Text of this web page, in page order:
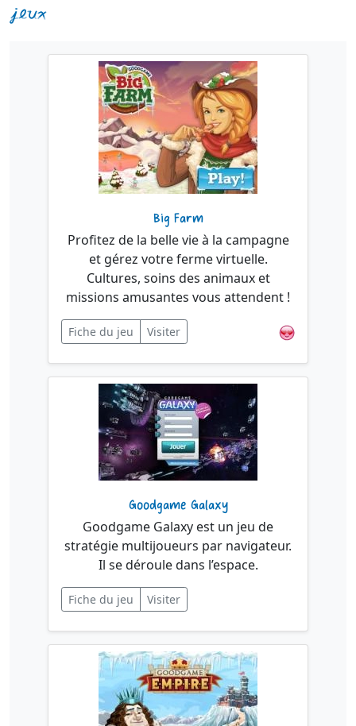
jeux
Big Farm
Profitez de la belle vie à la campagne
et gérez votre ferme virtuelle.
Cultures, soins des animaux et
missions amusantes vous attendent !
Fiche du jeu Visiter
Goodgame Galaxy
Goodgame Galaxy est un jeu de
stratégie multijoueurs par navigateur.
Il se déroule dans l’espace.
Fiche du jeu Visiter